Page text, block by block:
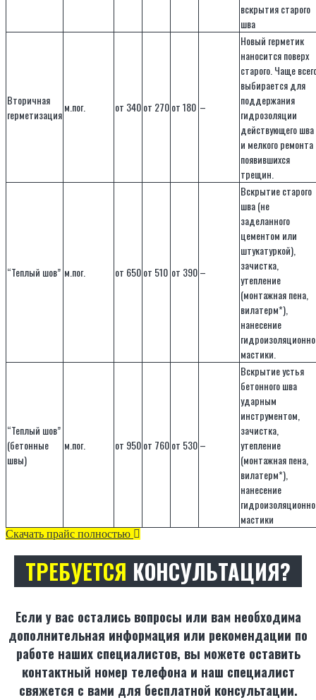
вскрытия старого
шва
Вторичная
герметизация
м.пог. от 340от 270от 180 –
Новый герметик
наносится поверх
старого. Чаще
выбирается для
поддержания
гидрозоляции
действующего шва
и мелкого ремонта
появившихся
трещин.
“Теплый шов” м.пог. от 650от 510 от 390–
Вскрытие старого
шва (не
заделанного
цементом или
штукатуркой),
зачистка,
утепление
(монтажная пена,
вилатерм*),
нанесение
мастики.
“Теплый шов”
(бетонные
швы)
м.пог. от 950от 760от 530–
Вскрытие устья
бетонного шва
ударным
инструментом,
зачистка,
утепление
(монтажная пена,
вилатерм*),
нанесение
мастики
Скачать прайс полностью
ТРЕБУЕТСЯ КОНСУЛЬТАЦИЯ?
Если у вас остались вопросы или вам необходима
дополнительная информация или рекомендации по
работе наших специалистов, вы можете оставить
контактный номер телефона и наш специалист
свяжется с вами для бесплатной консультации.